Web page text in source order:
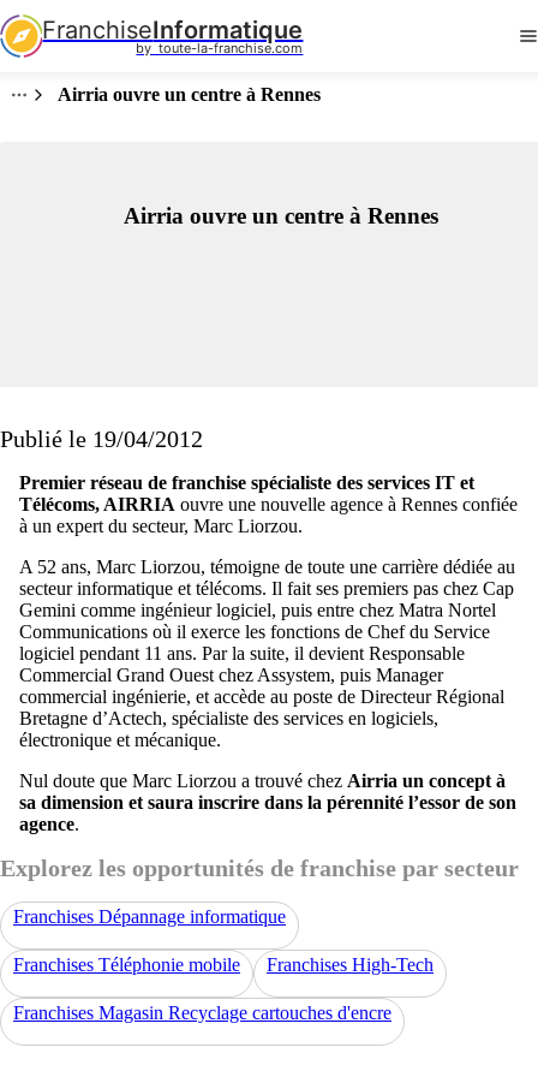
FranchiseInformatique
by  toute-la-franchise.com
Airria ouvre un centre à Rennes
Airria ouvre un centre à Rennes
Publié le 19/04/2012
Premier réseau de franchise spécialiste des services IT et
Télécoms, AIRRIA ouvre une nouvelle agence à Rennes confiée
à un expert du secteur, Marc Liorzou.
A 52 ans, Marc Liorzou, témoigne de toute une carrière dédiée au
secteur informatique et télécoms. Il fait ses premiers pas chez Cap
Gemini comme ingénieur logiciel, puis entre chez Matra Nortel
Communications où il exerce les fonctions de Chef du Service
logiciel pendant 11 ans. Par la suite, il devient Responsable
Commercial Grand Ouest chez Assystem, puis Manager
commercial ingénierie, et accède au poste de Directeur Régional
Bretagne d’Actech, spécialiste des services en logiciels,
électronique et mécanique.
Nul doute que Marc Liorzou a trouvé chez Airria un concept à
sa dimension et saura inscrire dans la pérennité l’essor de son
agence.
Explorez les opportunités de franchise par secteur
Franchises Dépannage informatique
Franchises Téléphonie mobile Franchises High-Tech
Franchises Magasin Recyclage cartouches d'encre